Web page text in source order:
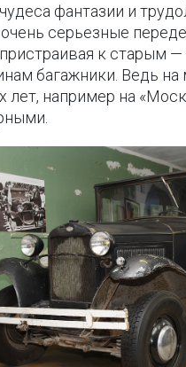
фантазии и
серьезные
к старым —
багажники. Ведь на
лет, например на